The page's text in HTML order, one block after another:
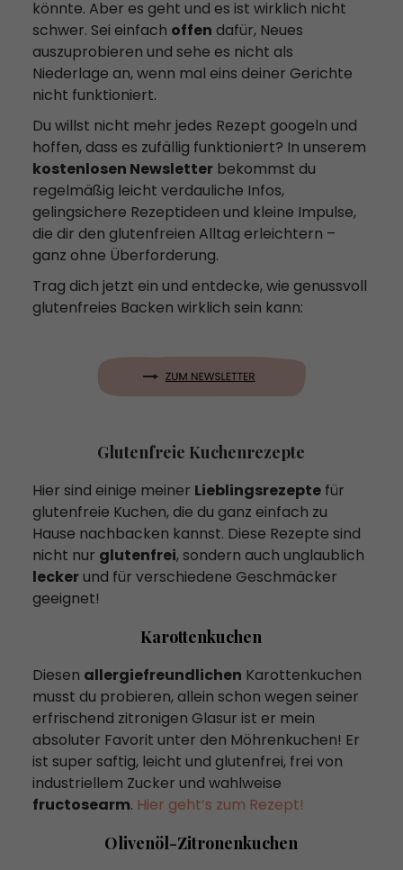
könnte. Aber es geht und es ist wirklich nicht
schwer. Sei einfach offen dafür, Neues
auszuprobieren und sehe es nicht als
Niederlage an, wenn mal eins deiner Gerichte
nicht funktioniert.
Du willst nicht mehr jedes Rezept googeln und
hoffen, dass es zufällig funktioniert? In unserem
kostenlosen Newsletterbekommst du
regelmäßig leicht verdauliche Infos,
gelingsichere Rezeptideen und kleine Impulse,
die dir den glutenfreien Alltag erleichtern –
ganz ohne Überforderung.
Trag dich jetzt ein und entdecke, wie genussvoll
glutenfreies Backen wirklich sein kann:
Glutenfreie Kuchenrezepte
Hier sind einige meiner Lieblingsrezeptefür
glutenfreie Kuchen, die du ganz einfach zu
Hause nachbacken kannst. Diese Rezepte sind
nicht nur glutenfrei, sondern auch unglaublich
leckerund für verschiedene Geschmäcker
geeignet!
Karottenkuchen
Diesen allergiefreundlichen Karottenkuchen
musst du probieren, allein schon wegen seiner
erfrischend zitronigen Glasur ist er mein
absoluter Favorit unter den Möhrenkuchen! Er
ist super saftig, leicht und glutenfrei, frei von
industriellem Zucker und wahlweise
fructosearm. Hier geht’s zum Rezept!
Olivenöl-Zitronenkuchen